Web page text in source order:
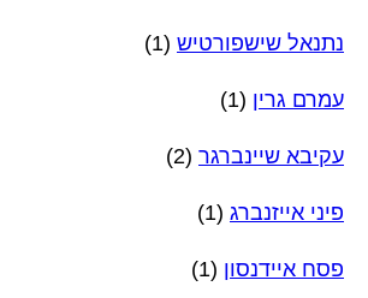
נתנאל שישפורטיש (1)
עמרם גרין (1)
עקיבא שיינברגר (2)
פיני אייזנברג (1)
פסח איידנסון (1)